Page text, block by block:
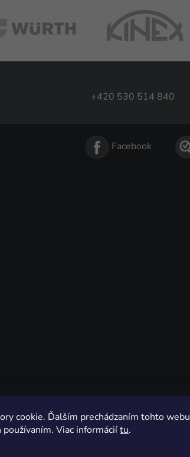
cookie. Ďalším prechádzaním tohto webu
Viac informáciítu.
+420 530 514 840
Facebook